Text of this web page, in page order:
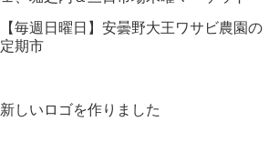
【毎週日曜日】安曇野大王ワサビ農園の
定期市
新しいロゴを作りました